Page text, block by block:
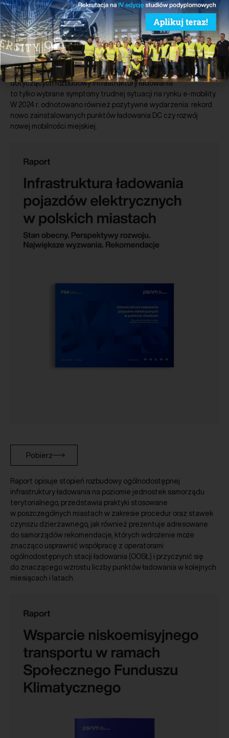
Pobierz
Przygotowane przez PSNM podsumowanie roku 2024 w polskim
sektorze nowej mobilności. Rok 2024 był bardzo trudny dla
zrównoważonego transportu. Pierwszy w historii spadek
rejestracji nowych samochodów elektrycznych rok do roku
oraz niski stopień wypełnienia unijnych wymogów (AFIR)
dotyczących rozbudowy infrastruktury ładowania
to tylko wybrane symptomy trudnej sytuacji na rynku e-mobility.
W 2024 r. odnotowano również pozytywne wydarzenia: rekord
nowo zainstalowanych punktów ładowania DC czy rozwój
nowej mobilności miejskiej.
Pobierz
Raport opisuje stopień rozbudowy ogólnodostępnej
infrastruktury ładowania na poziomie jednostek samorządu
terytorialnego, przedstawia praktyki stosowane
w poszczególnych miastach w zakresie procedur oraz stawek
czynszu dzierżawnego, jak również prezentuje adresowane
do samorządów rekomendacje, których wdrożenie może
znacząco usprawnić współpracę z operatorami
ogólnodostępnych stacji ładowania (OOSŁ) i przyczynić się
do znaczącego wzrostu liczby punktów ładowania w kolejnych
miesiącach i latach.